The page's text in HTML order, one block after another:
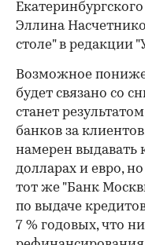
Эллина
столе" в редакции
Возможное
будет связано со
станет
банков за
намерен выдавать
долларах и евро,
тот же "Банк
по выдаче
7 % годовых, что